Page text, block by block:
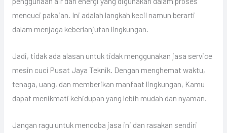
mencuci pakaian. Ini adalah langkah kecil namun berarti
dalam menjaga keberlanjutan lingkungan.
Jadi, tidak ada alasan untuk tidak menggunakan jasa service
mesin cuci Pusat Jaya Teknik. Dengan menghemat waktu,
tenaga, uang, dan memberikan manfaat lingkungan, Kamu
dapat menikmati kehidupan yang lebih mudah dan nyaman.
Jangan ragu untuk mencoba jasa ini dan rasakan sendiri